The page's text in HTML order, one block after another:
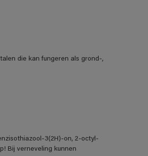
die kan fungeren als grond-,
3(2H)-on, 2-octyl-
Bij verneveling kunnen